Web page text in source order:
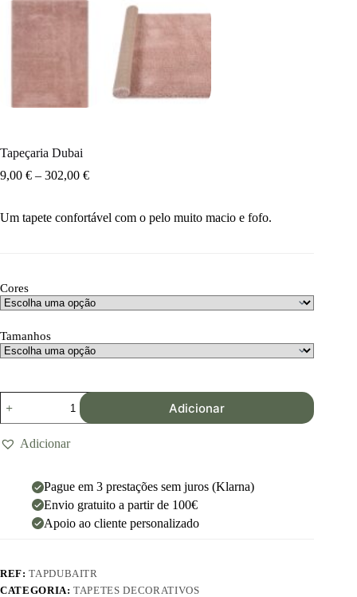
Tapeçaria Dubai
9,00 € – 302,00 €
Um tapete confortável com o pelo muito macio e fofo.
Cores
Tamanhos
Adicionar
Adicionar
Pague em 3 prestações sem juros (Klarna)
Envio gratuito a partir de 100€
Apoio ao cliente personalizado
REF:TAPDUBAITR
CATEGORIA:TAPETES DECORATIVOS